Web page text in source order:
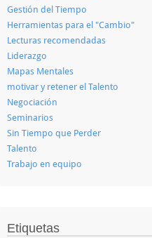
Gestión del Tiempo
Herramientas para el "Cambio"
Lecturas recomendadas
Liderazgo
Mapas Mentales
motivar y retener el Talento
Negociación
Seminarios
Sin Tiempo que Perder
Talento
Trabajo en equipo
Etiquetas